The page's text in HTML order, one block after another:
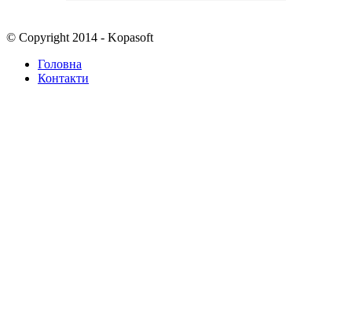
© Copyright 2014 - Kopasoft
Головна
Контакти